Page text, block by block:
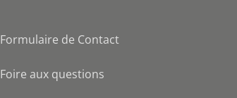
Formulaire de Contact
Foire aux questions